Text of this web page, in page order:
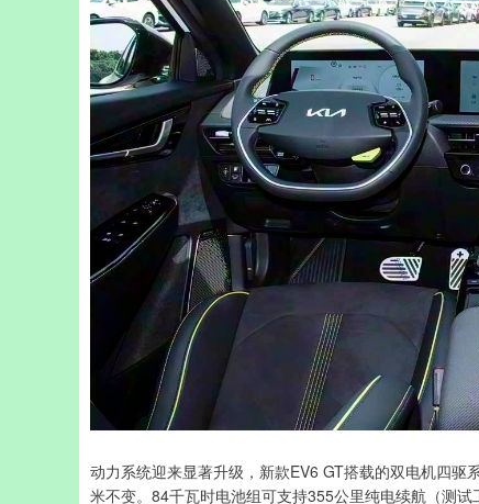
动力系统迎来显著升级，新款EV6 GT搭载的双电机四驱
米不变。84千瓦时电池组可支持355公里纯电续航（测